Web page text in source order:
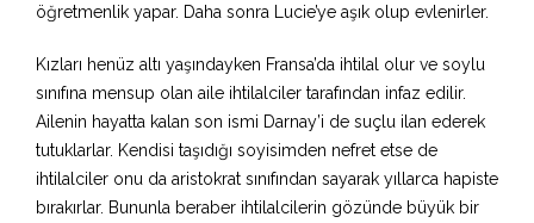
öğretmenlik yapar. Daha sonra Lucie’ye aşık olup evlenirler.
Kızları henüz altı yaşındayken Fransa’da ihtilal olur ve soylu
sınıfına mensup olan aile ihtilalciler tarafından infaz edilir.
Ailenin hayatta kalan son ismi Darnay’i de suçlu ilan ederek
tutuklarlar. Kendisi taşıdığı soyisimden nefret etse de
ihtilalciler onu da aristokrat sınıfından sayarak yıllarca hapiste
bırakırlar. Bununla beraber ihtilalcilerin gözünde büyük bir